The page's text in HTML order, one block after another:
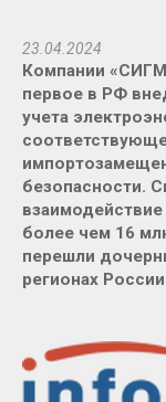
23.04.2024
Компании
первое в РФ
учета
безопасности.
более чем 16
перешли
регионах